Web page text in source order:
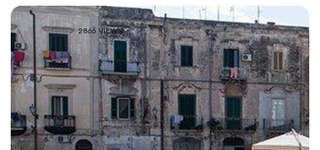
2866 VIEWS